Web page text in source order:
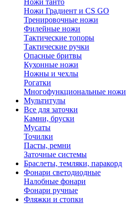
Ножи танто
Ножи Градиент и CS GO
Тренировочные ножи
Филейные ножи
Тактические топоры
Тактические ручки
Опасные бритвы
Кухонные ножи
Ножны и чехлы
Рогатки
Многофункциональные ножи
Мультитулы
Все для заточки
Камни, бруски
Мусаты
Точилки
Пасты, ремни
Заточные системы
Браслеты, темляки, паракорд
Фонари светодиодные
Налобные фонари
Фонари ручные
Фляжки и стопки